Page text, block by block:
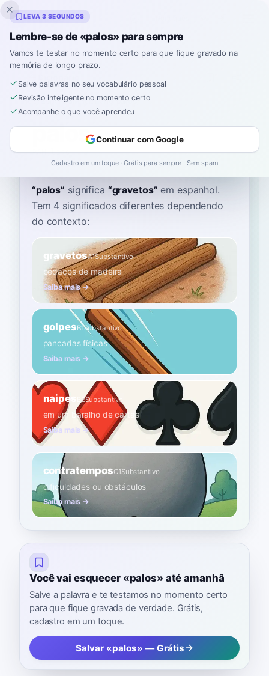
Inklingo
Início›Espanhol›Dicionário›palos
palos
PAH-lohs ˈpalos
“palos” significa “gravetos” em espanhol.
Tem 4 significados diferentes dependendo
do contexto:
gravetosA1Substantivo
pedaços de madeira
Saiba mais →
golpesB1Substantivo
pancadas físicas
Saiba mais →
naipes B2Substantivo
em um baralho de cartas
Saiba mais →
contratemposC1Substantivo
dificuldades ou obstáculos
Saiba mais →
Você vai esquecer «palos» até amanhã
Salve a palavra e te testamos no momento certo
para que fique gravada de verdade. Grátis,
cadastro em um toque.
Salvar «palos» — Grátis
LEVA 3 SEGUNDOS
Lembre-se de «palos» para sempre
Vamos te testar no momento certo para que fique gravado na
memória de longo prazo.
Salve palavras no seu vocabulário pessoal
Revisão inteligente no momento certo
Acompanhe o que você aprendeu
Continuar com Google
Cadastro em um toque · Grátis para sempre · Sem spam